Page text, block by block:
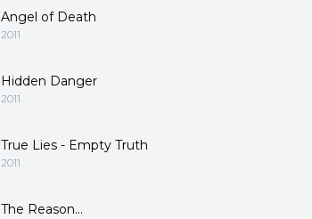
Angel of Death
2011
Hidden Danger
2011
True Lies - Empty Truth
2011
The Reason...